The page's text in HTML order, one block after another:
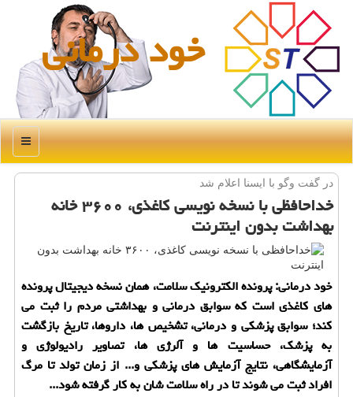
خود درمانی
منو
در گفت وگو با ایسنا اعلام شد
خداحافظی با نسخه نویسی كاغذی، ۳۶۰۰ خانه
بهداشت بدون اینترنت
خود درمانی: پرونده الكترونیك سلامت، همان نسخه دیجیتال پرونده
های كاغذی است كه سوابق درمانی و بهداشتی مردم را ثبت می
كند؛ سوابق پزشكی و درمانی، تشخیص ها، داروها، تاریخ بازگشت
به پزشك، حساسیت ها و آلرژی ها، تصاویر رادیولوژی و
آزمایشگاهی، نتایج آزمایش های پزشكی و... از زمان تولد تا مرگ
افراد ثبت می شوند تا در راه سلامت شان به كار گرفته شود...